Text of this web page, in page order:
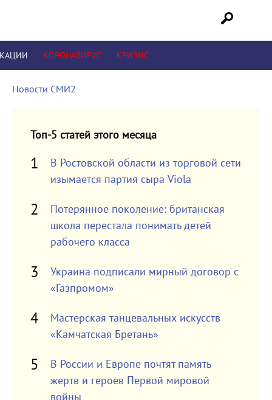
КОРОНАВИРУС КРИЗИС
Новости СМИ2
Топ-5 статей этого месяца
В Ростовской области из торговой сети
изымается партия сыра Viola
Потерянное поколение: британская
школа перестала понимать детей
рабочего класса
Украина подписали мирный договор с
«Газпромом»
Мастерская танцевальных искусств
«Камчатская Бретань»
В России и Европе почтят память
жертв и героев Первой мировой
войны